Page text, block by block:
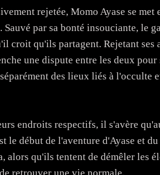
rejetée, Momo Ayase se
par sa bonté insouciante, le
croit qu'ils partagent. Rejetant
une dispute entre les deux
des lieux liés à l'occulte
endroits respectifs, il s'avère
le début de l'aventure d'Ayase et
alors qu'ils tentent de démêler les